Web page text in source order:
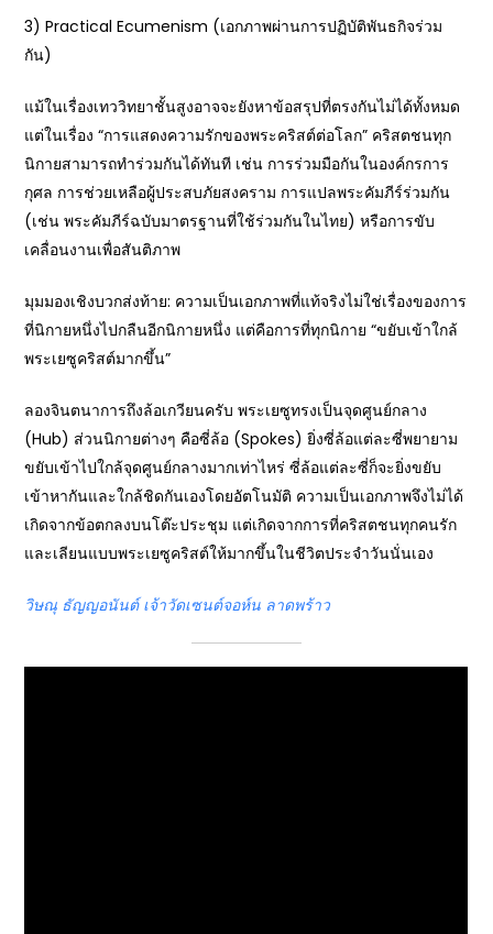
3) Practical Ecumenism (เอกภาพผ่านการปฏิบัติพันธกิจร่วม
กัน)
แม้ในเรื่องเทววิทยาชั้นสูงอาจจะยังหาข้อสรุปที่ตรงกันไม่ได้ทั้งหมด
แต่ในเรื่อง “การแสดงความรักของพระคริสต์ต่อโลก” คริสตชนทุก
นิกายสามารถทำร่วมกันได้ทันที เช่น การร่วมมือกันในองค์กรการ
กุศล การช่วยเหลือผู้ประสบภัยสงคราม การแปลพระคัมภีร์ร่วมกัน
(เช่น พระคัมภีร์ฉบับมาตรฐานที่ใช้ร่วมกันในไทย) หรือการขับ
เคลื่อนงานเพื่อสันติภาพ
มุมมองเชิงบวกส่งท้าย: ความเป็นเอกภาพที่แท้จริงไม่ใช่เรื่องของการ
ที่นิกายหนึ่งไปกลืนอีกนิกายหนึ่ง แต่คือการที่ทุกนิกาย “ขยับเข้าใกล้
พระเยซูคริสต์มากขึ้น”
ลองจินตนาการถึงล้อเกวียนครับ พระเยซูทรงเป็นจุดศูนย์กลาง
(Hub) ส่วนนิกายต่างๆ คือซี่ล้อ (Spokes) ยิ่งซี่ล้อแต่ละซี่พยายาม
ขยับเข้าไปใกล้จุดศูนย์กลางมากเท่าไหร่ ซี่ล้อแต่ละซี่ก็จะยิ่งขยับ
เข้าหากันและใกล้ชิดกันเองโดยอัตโนมัติ ความเป็นเอกภาพจึงไม่ได้
เกิดจากข้อตกลงบนโต๊ะประชุม แต่เกิดจากการที่คริสตชนทุกคนรัก
และเลียนแบบพระเยซูคริสต์ให้มากขึ้นในชีวิตประจำวันนั่นเอง
วิษณุ ธัญญอนันต์ เจ้าวัดเซนต์จอห์น ลาดพร้าว